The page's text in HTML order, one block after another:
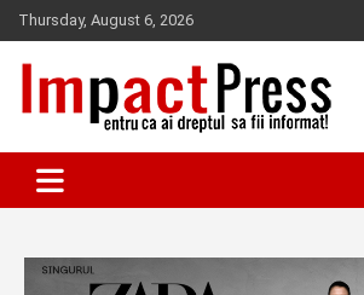
Skip
to
content
Thursday, August 6, 2026
IMPACTPRESS